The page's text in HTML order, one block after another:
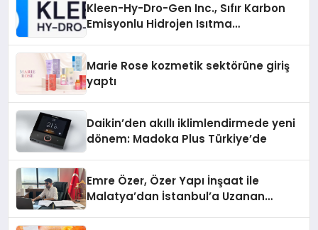
Kleen-Hy-Dro-Gen Inc., Sıfır Karbon
Emisyonlu Hidrojen Isıtma
Marie Rose kozmetik sektörüne giriş
yaptı
Daikin’den akıllı iklimlendirmede yeni
dönem: Madoka Plus Türkiye’de
Emre Özer, Özer Yapı İnşaat ile
Malatya’dan İstanbul’a Uzanan